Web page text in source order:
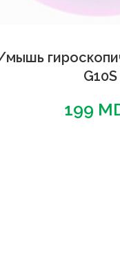
G10S
199